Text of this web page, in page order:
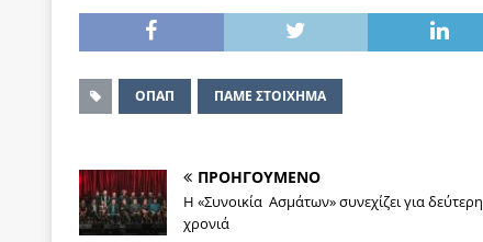
ΟΠΑΠ ΠΑΜΕ ΣΤΟΙΧΗΜΑ
ΠΡΟΗΓΟΥΜΕΝΟ
Η «Συνοικία Ασμάτων» συνεχίζει για δεύτερη
χρονιά